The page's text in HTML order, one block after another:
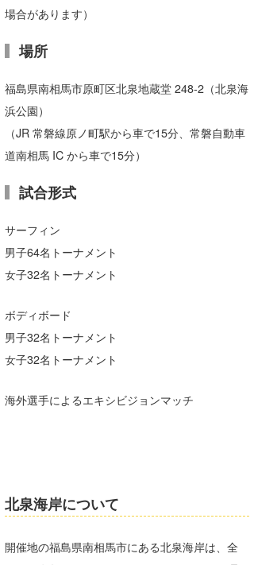
場合があります）
場所
福島県南相馬市原町区北泉地蔵堂 248-2（北泉海
浜公園）
（JR 常磐線原ノ町駅から車で15分、常磐自動車
道南相馬 IC から車で15分）
試合形式
サーフィン
男子64名トーナメント
女子32名トーナメント
ボディボード
男子32名トーナメント
女子32名トーナメント
海外選手によるエキシビジョンマッチ
北泉海岸について
開催地の福島県南相馬市にある北泉海岸は、全
SancheZ
米山予報士
wanda
Mr.K
chappy
Romisea